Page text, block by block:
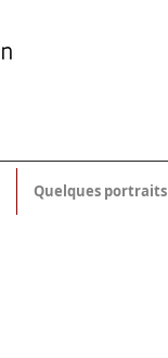
Quelques portraits